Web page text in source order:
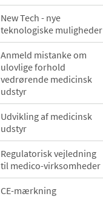
New Tech - nye
teknologiske muligheder
Anmeld mistanke om
ulovlige forhold
vedrørende medicinsk
udstyr
Udvikling af medicinsk
udstyr
Regulatorisk vejledning
til medico-virksomheder
CE-mærkning